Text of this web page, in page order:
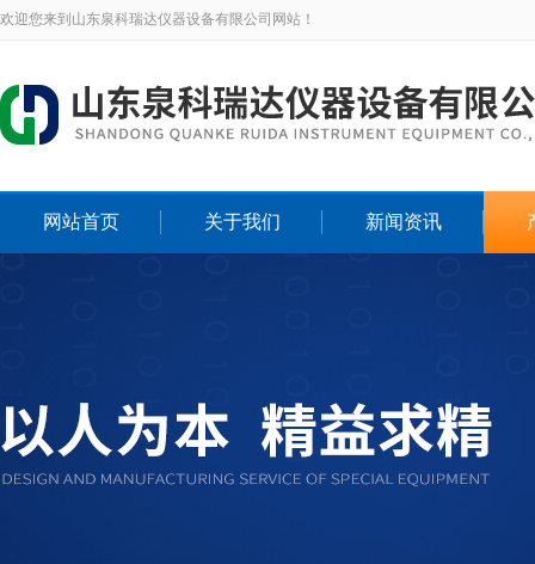
欢迎您来到山东泉科瑞达仪器设备有限公司网站！
网站首页 关于我们 新闻资讯